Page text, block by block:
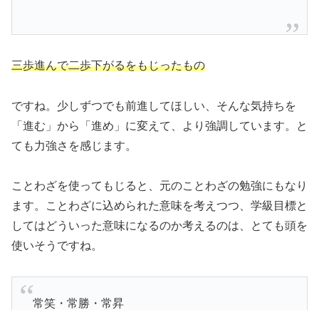
三歩進んで二歩下がるをもじったもの
ですね。少しずつでも前進してほしい、そんな気持ちを
「進む」から「進め」に変えて、より強調しています。と
ても力強さを感じます。
ことわざを使ってもじると、元のことわざの勉強にもなり
ます。ことわざに込められた意味を考えつつ、学級目標と
してはどういった意味になるのか考えるのは、とても頭を
使いそうですね。
常笑・常勝・常昇